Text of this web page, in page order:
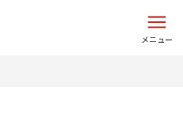
メニュー